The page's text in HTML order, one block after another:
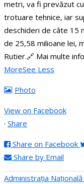
metri, va fi prevăzut
trotuare tehnice, iar
deschideri de câte 15
de 25,58 milioane lei,
Rutier.🔗 Mai multe
MoreSee Less
Photo
View on Facebook
· Share
Share on Facebook
Share by Email
Administraţia